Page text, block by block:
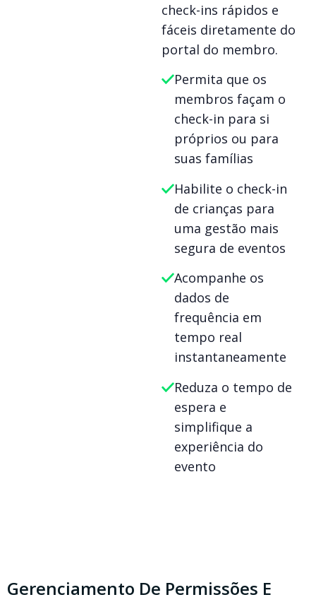
check-ins rápidos e
fáceis diretamente do
portal do membro.
Permita que os
membros façam o
check-in para si
próprios ou para
suas famílias
Habilite o check-in
de crianças para
uma gestão mais
segura de eventos
Acompanhe os
dados de
frequência em
tempo real
instantaneamente
Reduza o tempo de
espera e
simplifique a
experiência do
evento
Gerenciamento De Permissões E